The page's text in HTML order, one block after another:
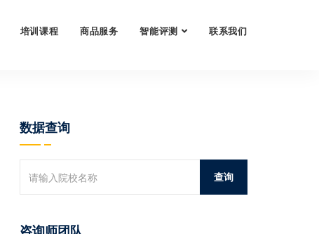
培训课程 商品服务 智能评测 联系我们
数据查询